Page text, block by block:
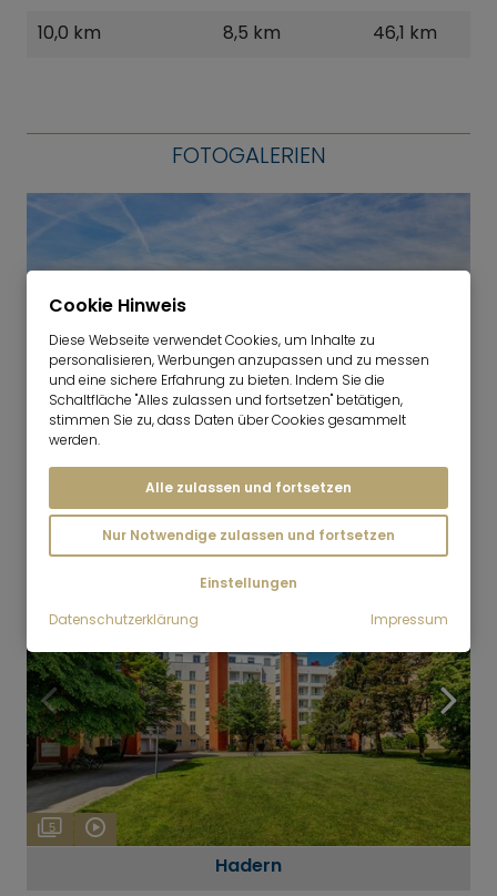
10,0 km
8,5 km 46,1 km
FOTOGALERIEN
7
Neuhadern
5
Hadern
Cookie Hinweis
Diese Webseite verwendet Cookies, um Inhalte zu
personalisieren, Werbungen anzupassen und zu messen
und eine sichere Erfahrung zu bieten. Indem Sie die
Schaltfläche "Alles zulassen und fortsetzen" betätigen,
stimmen Sie zu, dass Daten über Cookies gesammelt
werden.
Alle zulassen und fortsetzen
Nur Notwendige zulassen und fortsetzen
Einstellungen
Datenschutzerklärung
Impressum